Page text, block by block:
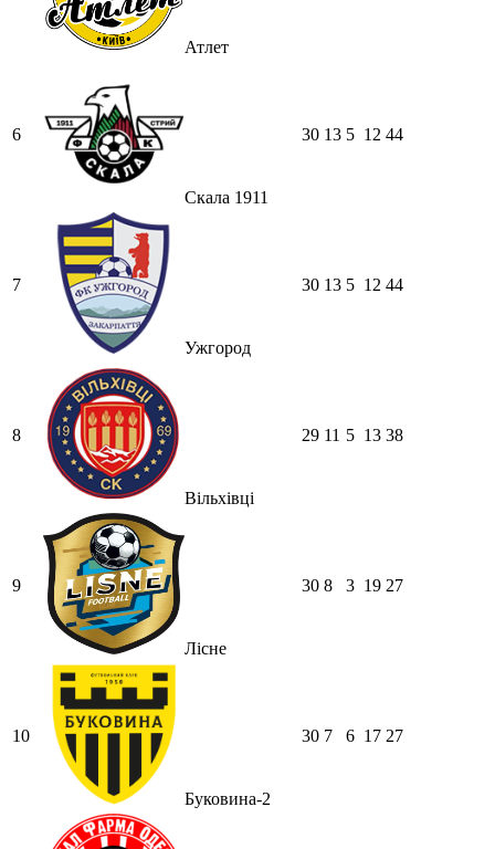
Атлет
6
Скала 1911
30 13 5 12 44
7
Ужгород
30 13 5 12 44
8
Вільхівці
29 11 5 13 38
9
Лісне
30 8 3 19 27
10
Буковина-2
30 7 6 17 27